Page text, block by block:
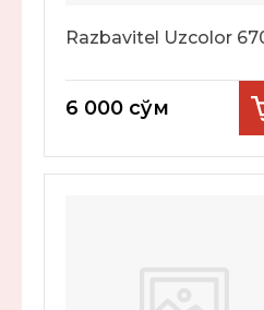
Razbavitel Uzcolor
6 000 сўм